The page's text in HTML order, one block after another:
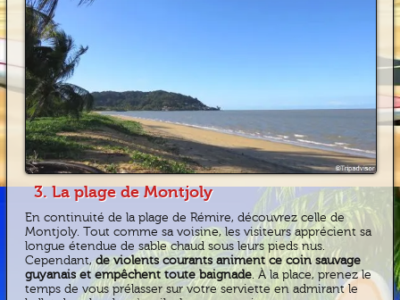
3. La plage de Montjoly
En continuité de la plage de Rémire, découvrez celle de
Montjoly. Tout comme sa voisine, les visiteurs apprécient sa
longue étendue de sable chaud sous leurs pieds nus.
Cependant,de violents courants animent ce coin sauvage
guyanais et empêchent toute baignade. À la place, prenez le
temps de vous prélasser sur votre serviette en admirant le